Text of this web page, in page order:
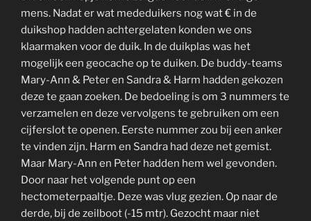
mens. Nadat er wat mededuikers nog wat € in de
duikshop hadden achtergelaten konden we ons
klaarmaken voor de duik. In de duikplas was het
mogelijk een geocache op te duiken. De buddy-teams
Mary-Ann & Peter en Sandra & Harm hadden gekozen
deze te gaan zoeken. De bedoeling is om 3 nummers te
verzamelen en deze vervolgens te gebruiken om een
cijferslot te openen. Eerste nummer zou bij een anker
te vinden zijn. Harm en Sandra had deze net gemist.
Maar Mary-Ann en Peter hadden hem wel gevonden.
Door naar het volgende punt op een
hectometerpaaltje. Deze was vlug gezien. Op naar de
derde, bij de zeilboot (-15 mtr). Gezocht maar niet